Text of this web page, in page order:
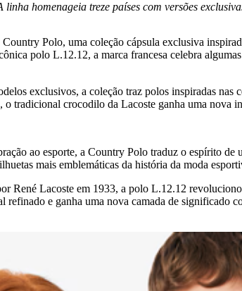
linha homenageia treze países com versões
Country Polo, uma coleção cápsula exclusiva
polo L.12.12, a marca francesa celebra
exclusivos, a coleção traz polos inspiradas
o tradicional crocodilo da Lacoste ganha uma nova
ao esporte, a Country Polo traduz o espírito
mais emblemáticas da história da moda
René Lacoste em 1933, a polo L.12.12
refinado e ganha uma nova camada de significado